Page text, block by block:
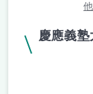
慶應義